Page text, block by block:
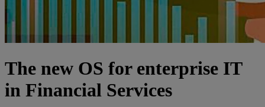
The new OS for enterprise IT
in Financial Services